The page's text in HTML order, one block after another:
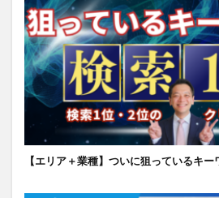
【エリア＋業種】ついに狙っているキー